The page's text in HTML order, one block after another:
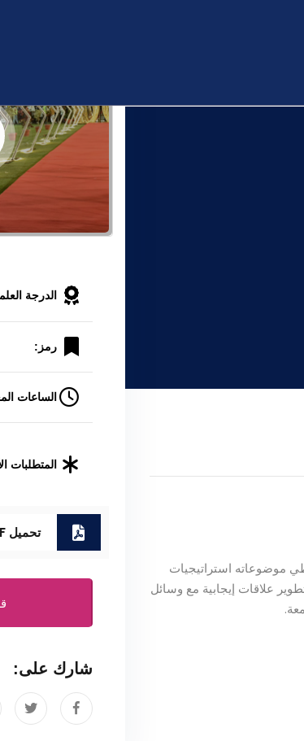
موضوعاته استراتيجيات
علاقات إيجابية مع وسائل
الدرجة
رمز:
الساعات
المتطلبات
تحميل PDF
شارك على: